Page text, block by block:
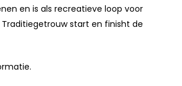
en is als recreatieve loop voor
start en finisht de